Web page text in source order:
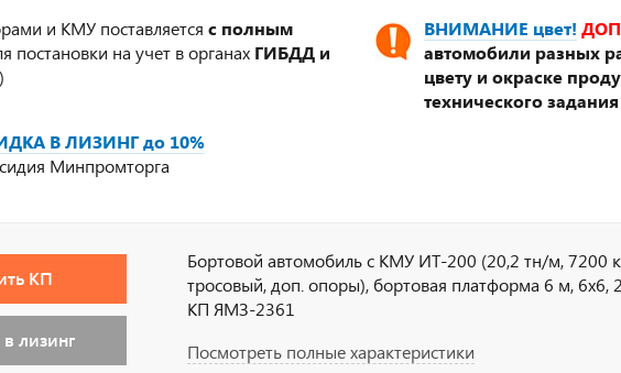
и КМУ поставляется с полным
постановки на учет в органах ГИБДД и
)
ВНИМАНИЕ цвет!
автомобили разных
цвету и окраске
технического
В ЛИЗИНГ до 10%
Минпромторга
КП
в лизинг
Бортовой автомобиль с КМУ ИТ-200 (20,2 тн/м, 7200
тросовый, доп. опоры), бортовая платформа 6 м, 6х6,
КП ЯМЗ-2361
Посмотреть полные характеристики